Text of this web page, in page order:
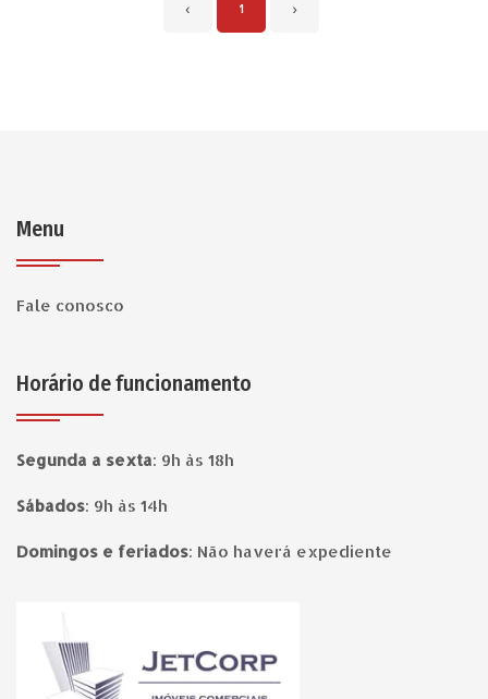
‹ 1 ›
Menu
Fale conosco
Horário de funcionamento
Segunda a sexta: 9h às 18h
Sábados: 9h às 14h
Domingos e feriados: Não haverá expediente